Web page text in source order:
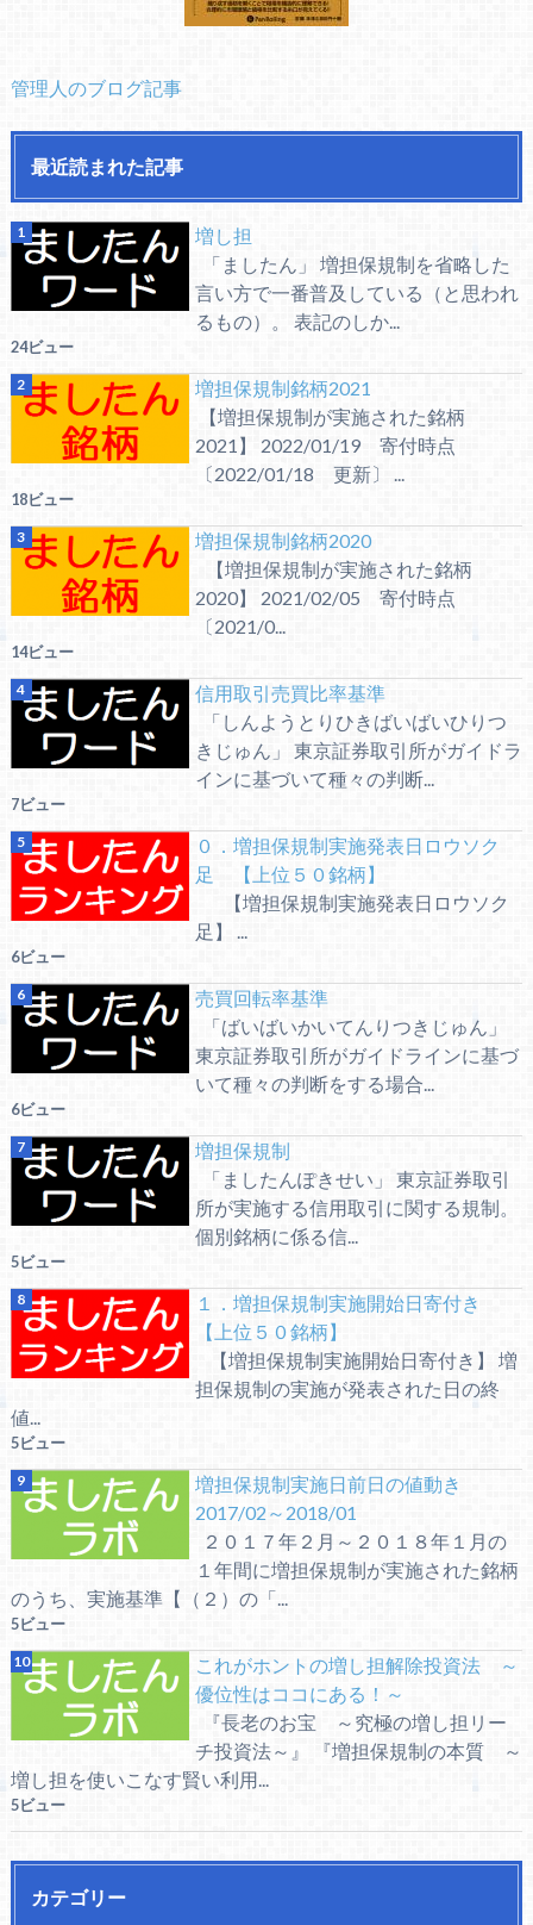
管理人のブログ記事
最近読まれた記事
増し担
「ましたん」 増担保規制を省略した
言い方で一番普及している（と思われ
るもの）。 表記のしか...
24ビュー
増担保規制銘柄2021
【増担保規制が実施された銘柄
2021】 2022/01/19 寄付時点
〔2022/01/18 更新〕 ...
18ビュー
増担保規制銘柄2020
【増担保規制が実施された銘柄
2020】 2021/02/05 寄付時点
〔2021/0...
14ビュー
信用取引売買比率基準
「しんようとりひきばいばいひりつ
きじゅん」 東京証券取引所がガイドラ
インに基づいて種々の判断...
7ビュー
０．増担保規制実施発表日ロウソク
足 【上位５０銘柄】
【増担保規制実施発表日ロウソク
足】 ...
6ビュー
売買回転率基準
「ばいばいかいてんりつきじゅん」
東京証券取引所がガイドラインに基づ
いて種々の判断をする場合...
6ビュー
増担保規制
「ましたんぽきせい」 東京証券取引
所が実施する信用取引に関する規制。
個別銘柄に係る信...
5ビュー
１．増担保規制実施開始日寄付き
【上位５０銘柄】
【増担保規制実施開始日寄付き】 増
担保規制の実施が発表された日の終
値...
5ビュー
増担保規制実施日前日の値動き
2017/02～2018/01
２０１７年２月～２０１８年１月の
１年間に増担保規制が実施された銘柄
のうち、実施基準【（２）の「...
5ビュー
これがホントの増し担解除投資法 ～
優位性はココにある！～
『長老のお宝 ～究極の増し担リー
チ投資法～』 『増担保規制の本質 ～
増し担を使いこなす賢い利用...
5ビュー
カテゴリー